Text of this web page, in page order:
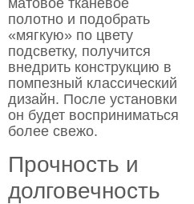
матовое тканевое
полотно и подобрать
«мягкую» по цвету
подсветку, получится
внедрить конструкцию в
помпезный классический
дизайн. После установки
он будет восприниматься
более свежо.
Прочность и
долговечность